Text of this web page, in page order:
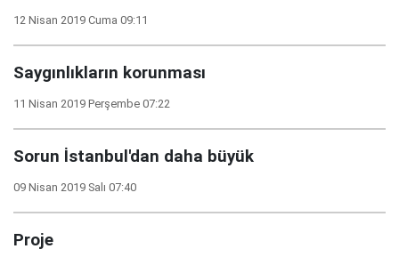
12 Nisan 2019 Cuma 09:11
Saygınlıkların korunması
11 Nisan 2019 Perşembe 07:22
Sorun İstanbul'dan daha büyük
09 Nisan 2019 Salı 07:40
Proje